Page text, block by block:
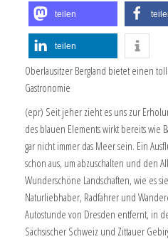
teilen
teilen
Oberlausitzer Bergland bietet einen
Gastronomie
(epr) Seit jeher zieht es uns zur
des blauen Elements wirkt bereits wie
gar nicht immer das Meer sein. Ein
schon aus, um abzuschalten und den
Wunderschöne Landschaften, wie es
Naturliebhaber, Radfahrer und
Autostunde von Dresden entfernt, in
Sächsischer Schweiz und Zittauer